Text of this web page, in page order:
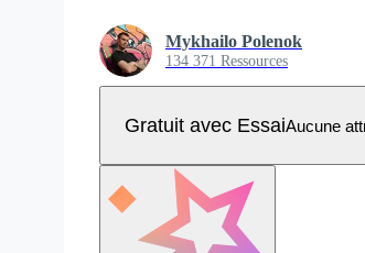
Mykhailo Polenok
134 371 Ressources
Gratuit avec EssaiAucune